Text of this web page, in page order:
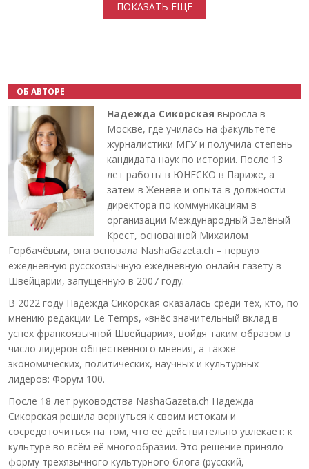
ПОКАЗАТЬ ЕЩЕ
ОБ АВТОРЕ
Надежда Сикорская выросла в
Москве, где училась на факультете
журналистики МГУ и получила степень
кандидата наук по истории. После 13
лет работы в ЮНЕСКО в Париже, а
затем в Женеве и опыта в должности
директора по коммуникациям в
организации Международный Зелёный
Крест, основанной Михаилом
Горбачёвым, она основала NashaGazeta.ch – первую
ежедневную русскоязычную ежедневную онлайн-газету в
Швейцарии, запущенную в 2007 году.
В 2022 году Надежда Сикорская оказалась среди тех, кто, по
мнению редакции Le Temps, «внёс значительный вклад в
успех франкоязычной Швейцарии», войдя таким образом в
число лидеров общественного мнения, а также
экономических, политических, научных и культурных
лидеров: Форум 100.
После 18 лет руководства NashaGazeta.ch Надежда
Сикорская решила вернуться к своим истокам и
сосредоточиться на том, что её действительно увлекает: к
культуре во всём её многообразии. Это решение приняло
форму трёхязычного культурного блога (русский,